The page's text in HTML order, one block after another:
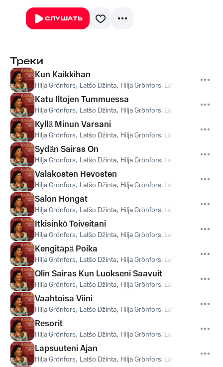
СЛУШАТЬ
Треки
Kun Kaikkihan
Hilja Grönfors, Latšo Džinta, Hilja Grönfors, Latšo Džinta
Katu Iltojen Tummuessa
Hilja Grönfors, Latšo Džinta, Hilja Grönfors, Latšo Džinta
Kyllä Minun Varsani
Hilja Grönfors, Latšo Džinta, Hilja Grönfors, Latšo Džinta
Sydän Sairas On
Hilja Grönfors, Latšo Džinta, Hilja Grönfors, Latšo Džinta
Valakosten Hevosten
Hilja Grönfors, Latšo Džinta, Hilja Grönfors, Latšo Džinta
Salon Hongat
Hilja Grönfors, Latšo Džinta, Hilja Grönfors, Latšo Džinta
Itkisinkö Toiveitani
Hilja Grönfors, Latšo Džinta, Hilja Grönfors, Latšo Džinta
Kengitäpä Poika
Hilja Grönfors, Latšo Džinta, Hilja Grönfors, Latšo Džinta
Olin Sairas Kun Luokseni Saavuit
Hilja Grönfors, Latšo Džinta, Hilja Grönfors, Latšo Džinta
Vaahtoisa Viini
Hilja Grönfors, Latšo Džinta, Hilja Grönfors, Latšo Džinta
Resorit
Hilja Grönfors, Latšo Džinta, Hilja Grönfors, Latšo Džinta
Lapsuuteni Ajan
Hilja Grönfors, Latšo Džinta, Hilja Grönfors, Latšo Džinta